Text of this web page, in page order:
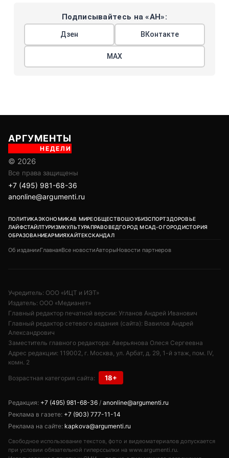
Подписывайтесь на «АН»:
Дзен ВКонтакте
МАХ
АРГУМЕНТЫ
НЕДЕЛИ
© 2026
Все права защищены
+7 (495) 981-68-36
anonline@argumenti.ru
ПОЛИТИКАЭКОНОМИКАВ МИРЕОБЩЕСТВОШОУБИЗСПОРТЗДОРОВЬЕ
ЛАЙФСТАЙЛТУРИЗМКУЛЬТУРАПРАВОВЕДГОРОД МСАД-ОГОРОДИСТОРИЯ
ОБРАЗОВАНИЕАРМИЯХАЙТЕКСКАНДАЛ
Об изданииГлавнаяВсе новостиАвторыНовости партнеров
Учредитель: ООО «ИЦТ и ИЭТ»
Издатель: ООО «Медианет»
Главный редактор печатной версии: Угланов Андрей Иванович
Главный редактор сетевого издания (сайта): Вавилов Андрей
Александрович
Заместитель главного редактора: Аверьянова Олеся Сергеевна
Адрес редакции: 119002, г. Москва, ул. Арбат, д. 29, 1-й этаж, пом. IV,
комн. 2
Возрастная категория сайта: 18+
Редакция: +7 (495) 981-68-36 / anonline@argumenti.ru
Реклама в газете: +7 (903) 777-11-14
Реклама на сайте: kapkova@argumenti.ru
Свободное использование текстов, фото и видеоматериалов допускается
при условии обязательной гиперссылки на www.argumenti.ru.